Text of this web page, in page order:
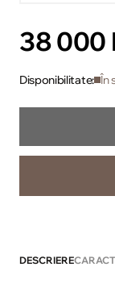
38 000
Disponibilitate: În
DESCRIERE